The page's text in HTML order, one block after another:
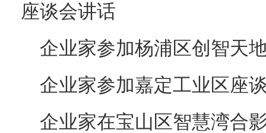
座谈会讲话
企业家参加杨浦区创智天
企业家参加嘉定工业区座
企业家在宝山区智慧湾合